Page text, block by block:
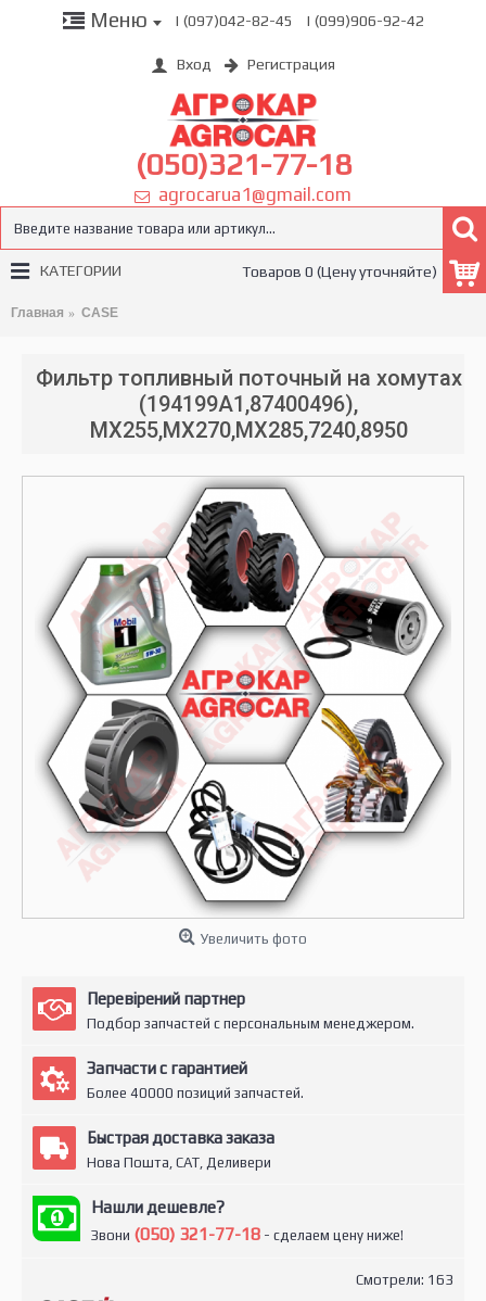
Меню | (097)042-82-45 | (099)906-92-42
Вход Регистрация
(050)321-77-18
agrocarua1@gmail.com
Товаров 0 (Цену уточняйте)
КАТЕГОРИИ
Главная CASE
Фильтр топливный поточный на хомутах
(194199A1,87400496),
MX255,MX270,MX285,7240,8950
Увеличить фото
Перевірений партнер
Подбор запчастей с персональным менеджером.
Запчасти с гарантией
Более 40000 позиций запчастей.
Быстрая доставка заказа
Нова Пошта, САТ, Деливери
Нашли дешевле?
Звони (050) 321-77-18 - сделаем цену ниже!
Смотрели: 163